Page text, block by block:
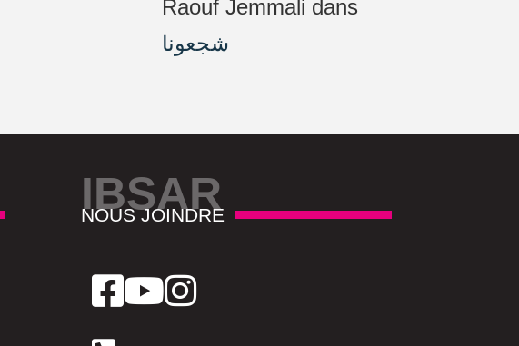
Raouf Jemmali dans
شجعونا
IBSAR
NOUS JOINDRE